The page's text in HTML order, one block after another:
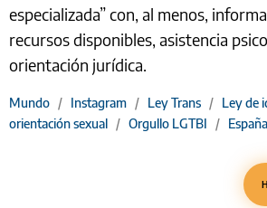
especializada” con, al menos,
recursos disponibles, asistencia
orientación jurídica.
Mundo / Instagram / Ley Trans / Ley de
orientación sexual / Orgullo LGTBI / España